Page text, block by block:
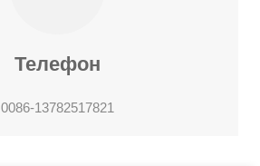
Телефон
0086-13782517821